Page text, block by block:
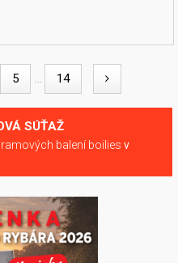
5 ... 14
SÚŤAŽ
balení boilies v